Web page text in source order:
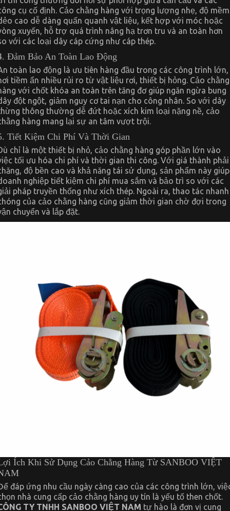
cụ cố định. Cảo chằng hàng với trọng lượng nhẹ, độ mềm
cao dễ dàng quấn quanh vật liệu, kết hợp với móc hoặc
xuyến, hỗ trợ quá trình nâng hạ trơn tru và an toàn hơn
với các loại dây cáp cứng như cáp thép.
Đảm Bảo An Toàn Lao Động
toàn lao động là ưu tiên hàng đầu trong các công trình lớn,
tiềm ẩn nhiều rủi ro từ vật liệu rơi, thiết bị hỏng. Cảo chằng
với chốt khóa an toàn trên tăng đơ giúp ngăn ngừa bung
đột ngột, giảm nguy cơ tai nạn cho công nhân. So với dây
thông thường dễ đứt hoặc xích kim loại nặng nề, cảo
hàng mang lại sự an tâm vượt trội.
Tiết Kiệm Chi Phí Và Thời Gian
chỉ là một thiết bị nhỏ, cảo chằng hàng góp phần lớn vào
tối ưu hóa chi phí và thời gian thi công. Với giá thành phải
độ bền cao và khả năng tái sử dụng, sản phẩm này giúp
nghiệp tiết kiệm chi phí mua sắm và bảo trì so với các
pháp truyền thống như xích thép. Ngoài ra, thao tác nhanh
của cảo chằng hàng cũng giảm thời gian chờ đợi trong
chuyển và lắp đặt.
Ích Khi Sử Dụng Cảo Chằng Hàng Từ SANBOO VIỆT
đáp ứng nhu cầu ngày càng cao của các công trình lớn,
nhà cung cấp cảo chằng hàng uy tín là yếu tố then chốt.
TY TNHH SANBOO VIỆT NAM tự hào là đơn vị cung